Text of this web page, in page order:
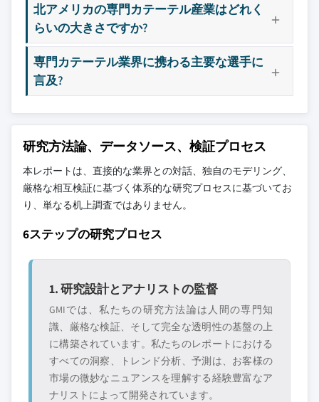
北アメリカの専門カテーテル産業はどれく
らいの大きさですか?
専門カテーテル業界に携わる主要な選手に
言及?
研究方法論、データソース、検証プロセス
本レポートは、直接的な業界との対話、独自のモデリング、
厳格な相互検証に基づく体系的な研究プロセスに基づいてお
り、単なる机上調査ではありません。
6ステップの研究プロセス
1. 研究設計とアナリストの監督
GMIでは、私たちの研究方法論は人間の専門知
識、厳格な検証、そして完全な透明性の基盤の上
に構築されています。私たちのレポートにおける
すべての洞察、トレンド分析、予測は、お客様の
市場の微妙なニュアンスを理解する経験豊富なア
ナリストによって開発されています。